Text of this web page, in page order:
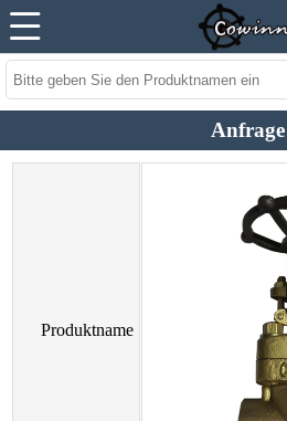
Anfrage
Produktname